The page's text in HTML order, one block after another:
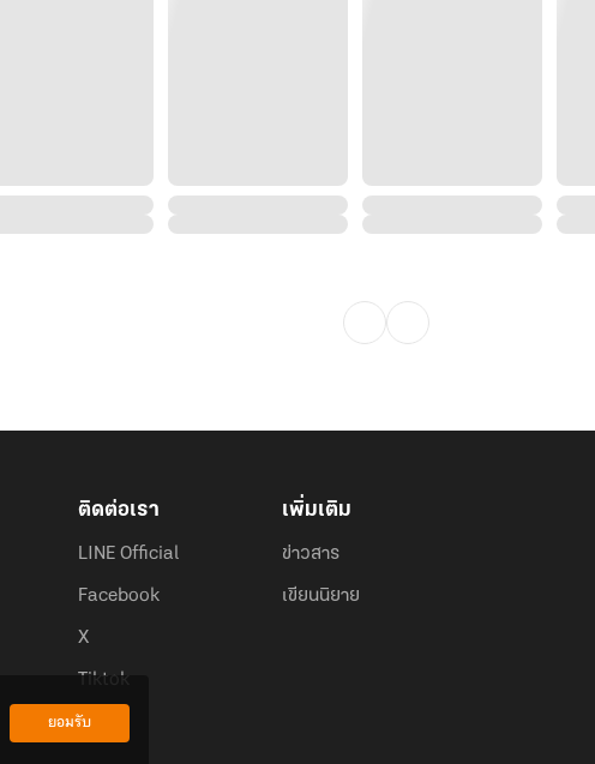
ติดต่อเรา
LINE Official
Facebook
X
Tiktok
เพิ่มเติม
ข่าวสาร
เขียนนิยาย
ยอมรับ